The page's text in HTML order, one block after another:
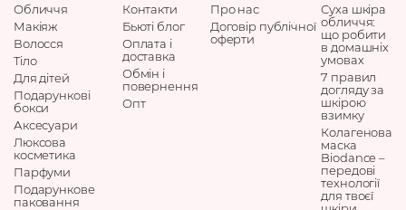
Обличчя
Макіяж
Волосся
Тіло
Для дітей
Подарункові
бокси
Аксесуари
Люксова
косметика
Парфуми
Подарункове
паковання
Контакти
Бьюті блог
Оплата і
доставка
Обмін і
повернення
Опт
Про нас
Договір публічної
оферти
Суха шкіра
обличчя:
що робити
в домашніх
умовах
7 правил
догляду за
шкірою
взимку
Колагенова
маска
Biodance –
передові
технології
для твоєї